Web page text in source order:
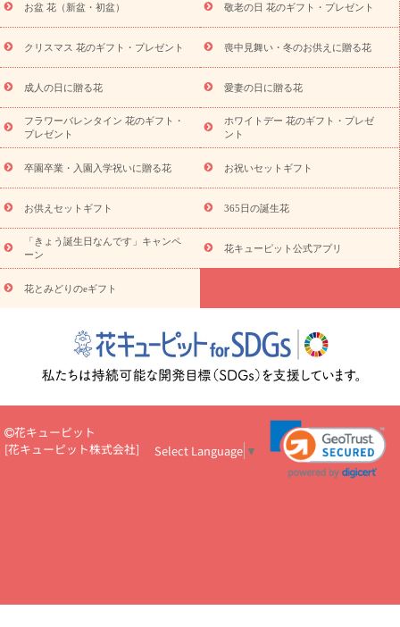
お供え プリザーブドフラワー
ペットのお供えフラワー
お盆（新
盆・初盆）
その他 お祝い返し お見舞い
お取り寄せギフト
ビジネス用
ご自宅用 観葉植物 ミディ胡蝶蘭
プリザーブ
ドフラワー
スタイルから探す アレンジメント 花束
スタ
ンド花
お祝い お供え・お悔やみ 胡蝶蘭 胡蝶蘭・花鉢
ディ胡蝶蘭・お祝い
ミディ胡蝶蘭・お供え
世界初の青色胡蝶蘭
観葉植物
観葉植物 産直多肉植物
プリザーブドフラワー
お祝い
お供え・お悔やみ 花とセットギフト
セミオーダー
プチギフト（hanamore -ハナモア-）
花とみどりのeギフト
キューピットのeGfit
カラー ピンク イエローオレンジ
レッ
ド
お花の種類 トルコキキョウ
お祝い お祝い・3000円～ お祝い・4000円～
お祝い・
5000円～
お祝い・7000円～ お祝い・ 10000円～
お供え・お
悔やみ
円～
お供え・お悔やみ・
読み物
いのマナー
定年退職祝いのマナー
お祝いを贈るときのマナー・
花キューピットのお祝いコラム一覧
誕生日のお花を「色
彩心理学」で選ぶ方法
結婚祝いの予算相場
出産祝いお役立ち情
ール
新築引っ越し祝いコラム お祝い花のマナー総まとめ
職
場上司や先輩へ贈るお祝い花の正解は？
開店祝いの花 選び方ガイ
あり)
花キューピット×専門家
CO2排出量削減 / SDGsを考える
お盆 花（新盆・初盆） 敬老の日 花のギフト・プレゼント
クリスマス 花のギフト・プレゼント 喪中見舞い・冬のお供えに贈る花
成人の日に贈る花 愛妻の日に贈る花
フラワーバレンタイン 花のギフト・
プレゼント
ホワイトデー 花のギフト・プレゼ
ント
卒園卒業・入園入学祝いに贈る花 お祝いセットギフト
お供えセットギフト 365日の誕生花
「きょう誕生日なんです」キャンペ
ーン
花キューピット公式アプリ
花とみどりのeギフト
花キューピット
[花キューピット株式会社] Select Language ▼